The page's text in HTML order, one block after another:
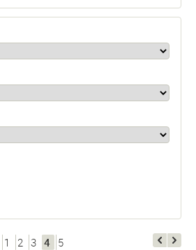
1 2 3 4 5